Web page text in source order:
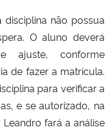
disciplina não possua
O aluno deverá
ajuste, conforme
de fazer a matrícula.
para verificar a
e se autorizado, na
fará a análise